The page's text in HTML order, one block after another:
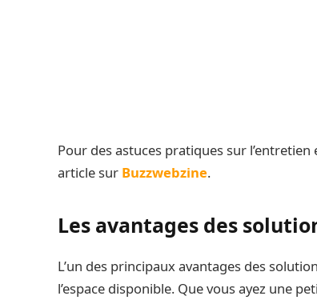
Pour des astuces pratiques sur
article sur Buzzwebzine.
Les avantages des
L’un des principaux avantages des
l’espace disponible. Que vous ayez une